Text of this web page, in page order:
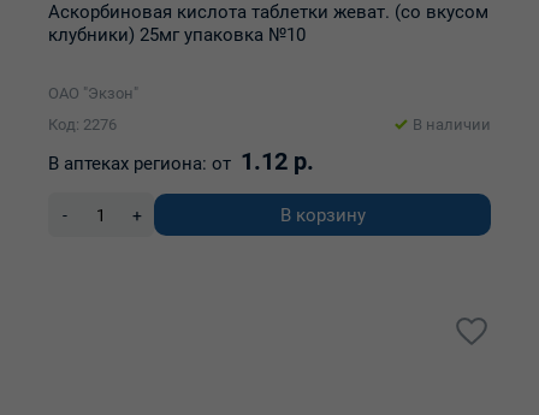
Аскорбиновая кислота таблетки жеват. (со вкусом
клубники) 25мг упаковка №10
ОАО "Экзон"
Код: 2276
В наличии
В аптеках региона: от 1.12 р.
- + В корзину